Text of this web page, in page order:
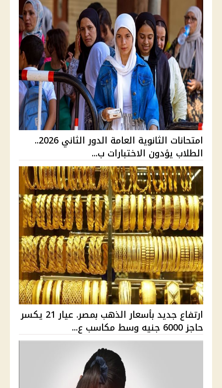
امتحانات الثانوية العامة الدور الثاني 2026..
الطلاب يؤدون الاختبارات ب...
ارتفاع جديد بأسعار الذهب بمصر. عيار 21 يكسر
حاجز 6000 جنيه وسط مكاسب ع...